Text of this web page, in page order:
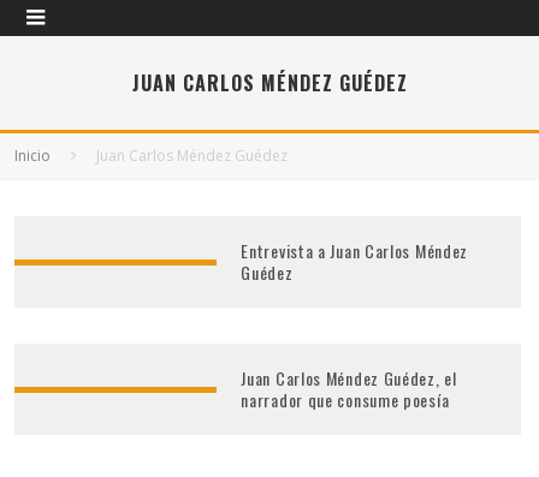
JUAN CARLOS MÉNDEZ GUÉDEZ
Inicio Juan Carlos Méndez Guédez
Entrevista a Juan Carlos Méndez
Guédez
Juan Carlos Méndez Guédez, el
narrador que consume poesía